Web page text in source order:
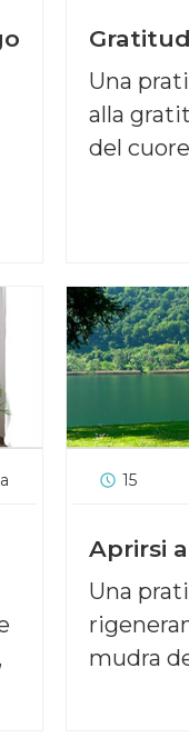
Una
alla
del
15
Aprirsi
Una
mudra